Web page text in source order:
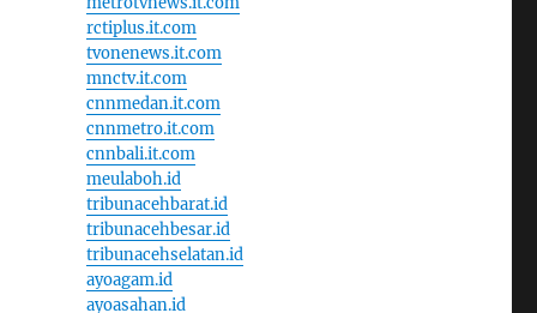
rctiplus.it.com
tvonenews.it.com
mnctv.it.com
cnnmedan.it.com
cnnmetro.it.com
cnnbali.it.com
meulaboh.id
tribunacehbarat.id
tribunacehbesar.id
tribunacehselatan.id
ayoagam.id
ayoasahan.id